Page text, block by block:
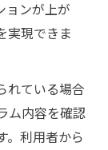
ョンが上が
実現できま
れている場合
ム内容を確認
。利用者から